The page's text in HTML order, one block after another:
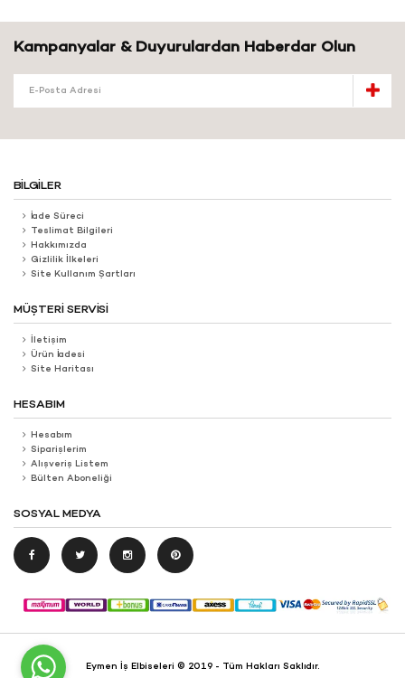
Kampanyalar & Duyurulardan Haberdar Olun
BILGILER
İade Süreci
Teslimat Bilgileri
Hakkımızda
Gizlilik İlkeleri
Site Kullanım Şartları
MÜŞTERI SERVISI
İletişim
Ürün İadesi
Site Haritası
HESABIM
Hesabım
Siparişlerim
Alışveriş Listem
Bülten Aboneliği
SOSYAL MEDYA
Eymen İş Elbiseleri © 2019 - Tüm Hakları Saklıdır.